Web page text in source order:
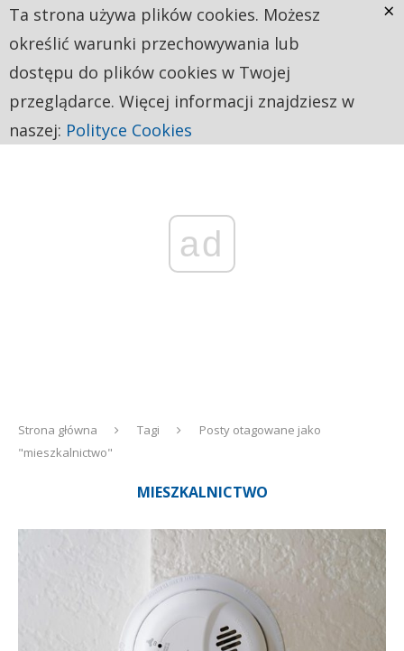
ad
Strona główna Tagi
Posty otagowane jako
"mieszkalnictwo"
MIESZKALNICTWO
Ta strona używa plików cookies. Możesz
określić warunki przechowywania lub
dostępu do plików cookies w Twojej
przeglądarce. Więcej informacji znajdziesz w
naszej: Polityce Cookies
×